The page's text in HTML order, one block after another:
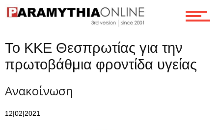
To KKE Θεσπρωτίας για την
πρωτοβάθμια φροντίδα υγείας
Ανακοίνωση
12|02|2021